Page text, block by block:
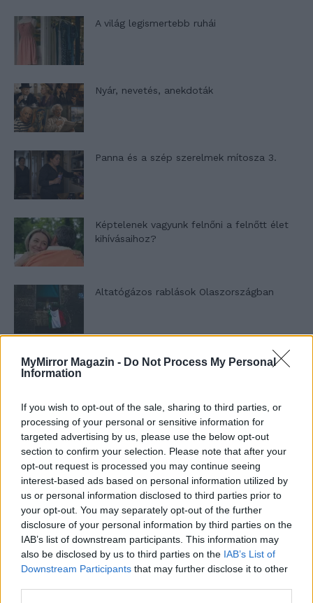
MyMirror Magazin - Do Not Process My Personal
Information
If you wish to opt-out of the sale, sharing to third parties, or
processing of your personal or sensitive information for
targeted advertising by us, please use the below opt-out
section to confirm your selection. Please note that after your
opt-out request is processed you may continue seeing
interest-based ads based on personal information utilized by
us or personal information disclosed to third parties prior to
your opt-out. You may separately opt-out of the further
disclosure of your personal information by third parties on the
IAB’s list of downstream participants. This information may
also be disclosed by us to third parties on the IAB’s List of
Downstream Participants that may further disclose it to other
A világ legismertebb ruhái
Nyár, nevetés, anekdoták
Panna és a szép szerelmek mítosza 3.
Képtelenek vagyunk felnőni a felnőtt élet
kihívásaihoz?
Altatógázos rablások Olaszországban
A kislány, akit nem védett meg senki –
T. Barnett: Gyilkosság a Garda-tónál 12.
rész
T. szereti a fiatal lányokat 13. rész
Minka 10. rész